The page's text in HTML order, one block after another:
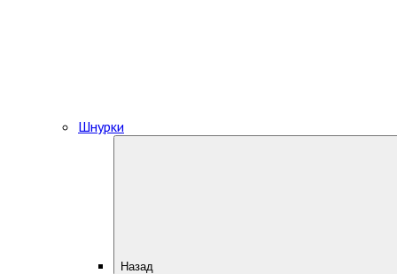
Шнурки
Назад